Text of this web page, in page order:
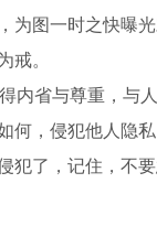
为图一时之快曝
戒。
内省与尊重，与
何，侵犯他人隐
犯了，记住，不